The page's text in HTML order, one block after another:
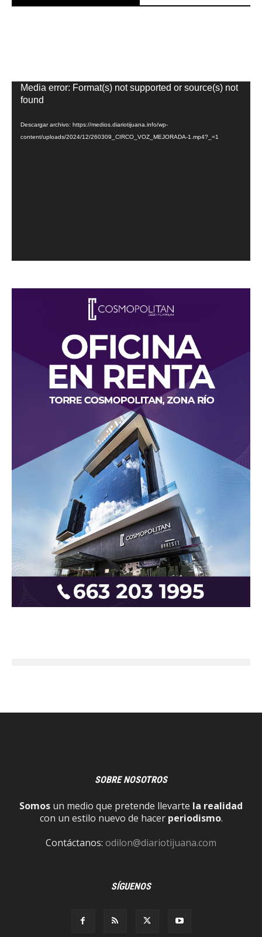
Reproductor
de
Media error: Format(s) not supported or source(s) not
found
Descargar archivo: https://medios.diariotijuana.info/wp-
content/uploads/2024/12/260309_CIRCO_VOZ_MEJORADA-1.mp4?_=1
SOBRE NOSOTROS
Somos un medio que pretende llevarte la realidad
con un estilo nuevo de hacer periodismo.
Contáctanos: odilon@diariotijuana.com
SÍGUENOS